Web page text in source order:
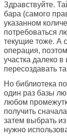
Здравствуйте.
бара (самого
указанном
потребоваться
текущие тоже. А
операция,
участка далеко
пересоздавать
Но библиотека
один раз базы
любом
получить
затем выбрать
нужно